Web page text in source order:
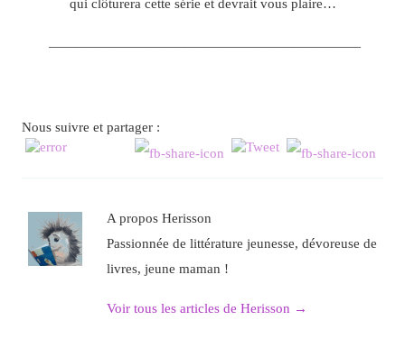
qui clôturera cette série et devrait vous plaire…
———————————————————————
Nous suivre et partager :
A propos Herisson
Passionnée de littérature jeunesse, dévoreuse de
livres, jeune maman !
Voir tous les articles de Herisson →